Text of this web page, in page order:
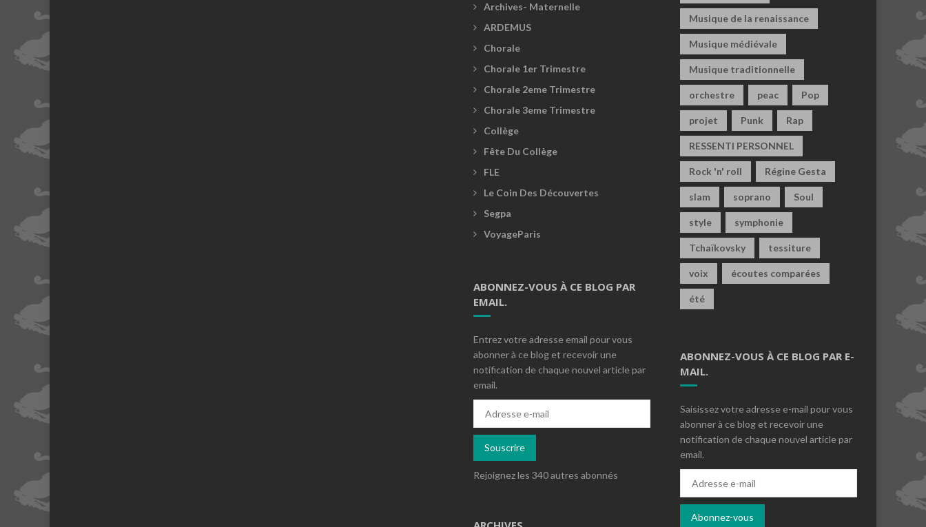
Archives- Maternelle
ARDEMUS
Chorale
Chorale 1er Trimestre
Chorale 2eme Trimestre
Chorale 3eme Trimestre
Collège
Fête Du Collège
FLE
Le Coin Des Découvertes
Segpa
VoyageParis
ABONNEZ-VOUS À CE BLOG PAR
EMAIL.
Entrez votre adresse email pour vous
abonner à ce blog et recevoir une
notification de chaque nouvel article par
email.
mail
Souscrire
Rejoignez les 340 autres abonnés
Musique de la renaissance
Musique médiévale
Musique traditionnelle
orchestre peac Pop
projet Punk Rap
RESSENTI PERSONNEL
Rock 'n' roll Régine Gesta
slam soprano Soul
style symphonie
Tchaïkovsky tessiture
voix écoutes comparées
été
ABONNEZ-VOUS À CE BLOG PAR E-
MAIL.
Saisissez votre adresse e-mail pour vous
abonner à ce blog et recevoir une
notification de chaque nouvel article par
email.
mail
Abonnez-vous